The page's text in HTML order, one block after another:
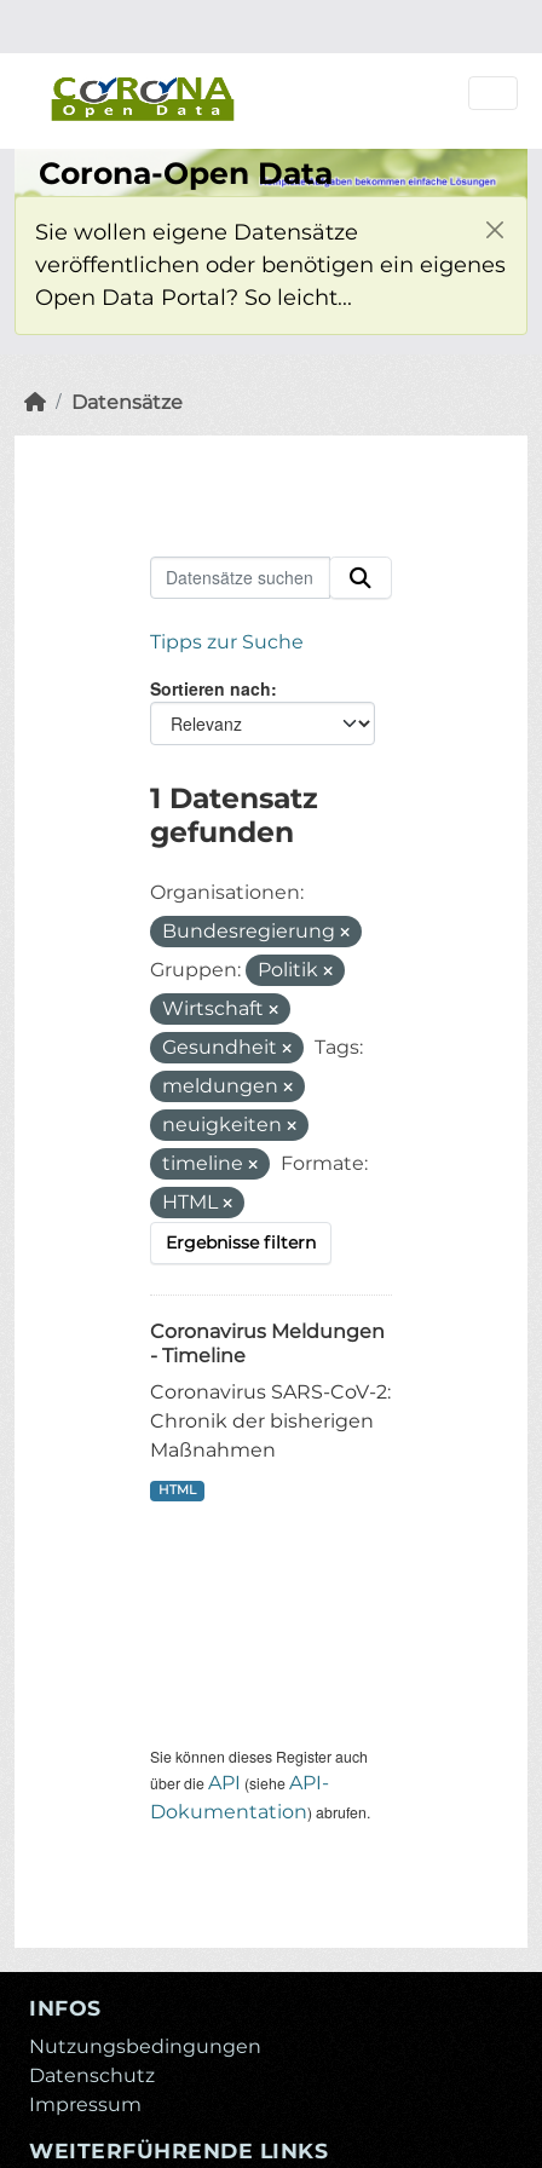
Corona-Open Data
Sie wollen eigene Datensätze
veröffentlichen oder benötigen ein eigenes
Open Data Portal? So leicht...
Datensätze
Tipps zur Suche
Sortieren nach
1 Datensatz
gefunden
Organisationen:
Bundesregierung
Gruppen:
Politik
Wirtschaft
Gesundheit
Tags:
meldungen
neuigkeiten
timeline
Formate:
HTML
Ergebnisse filtern
Coronavirus Meldungen
- Timeline
Coronavirus SARS-CoV-2:
Chronik der bisherigen
Maßnahmen
HTML
Sie können dieses Register auch
über dieAPI (sieheAPI-
Dokumentation) abrufen.
INFOS
Nutzungsbedingungen
Datenschutz
Impressum
WEITERFÜHRENDE LINKS